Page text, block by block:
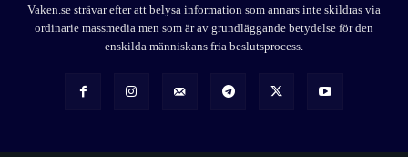
Vaken.se strävar efter att belysa information som annars inte skildras via
ordinarie massmedia men som är av grundläggande betydelse för den
enskilda människans fria beslutsprocess.